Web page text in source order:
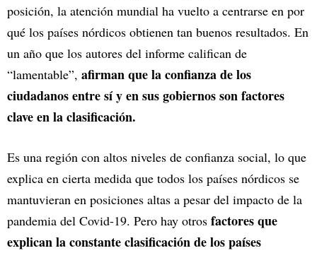
posición, la atención mundial ha vuelto a centrarse en por
qué los países nórdicos obtienen tan buenos resultados. En
un año que los autores del informe califican de
“lamentable”, afirman que la confianza de los
ciudadanos entre sí y en sus gobiernos son factores
clave en la clasificación.
Es una región con altos niveles de confianza social, lo que
explica en cierta medida que todos los países nórdicos se
mantuvieran en posiciones altas a pesar del impacto de la
pandemia del Covid-19. Pero hay otros factores que
explican la constante clasificación de los países